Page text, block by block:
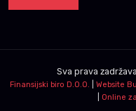
Sva prava zadržava
Finansijski biro D.O.O. Website
Online